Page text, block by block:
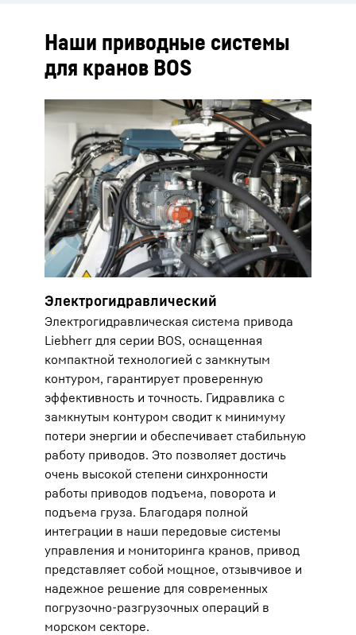
Наши приводные системы
для кранов BOS
Электрогидравлический
Электрогидравлическая система привода
Liebherr для серии BOS, оснащенная
компактной технологией с замкнутым
контуром, гарантирует проверенную
эффективность и точность. Гидравлика с
замкнутым контуром сводит к минимуму
потери энергии и обеспечивает стабильную
работу приводов. Это позволяет достичь
очень высокой степени синхронности
работы приводов подъема, поворота и
подъема груза. Благодаря полной
интеграции в наши передовые системы
управления и мониторинга кранов, привод
представляет собой мощное, отзывчивое и
надежное решение для современных
погрузочно-разгрузочных операций в
морском секторе.